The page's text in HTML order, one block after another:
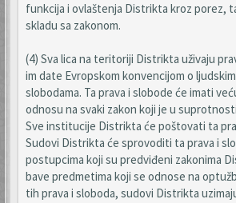
funkcija i ovlaštenja Distrikta kroz porez,
skladu sa zakonom.
(4) Sva lica na teritoriji Distrikta uživaju
im date Evropskom konvencijom o
slobodama. Ta prava i slobode će imati
odnosu na svaki zakon koji je u
Sve institucije Distrikta će poštovati ta
Sudovi Distrikta će sprovoditi ta prava i
postupcima koji su predviđeni zakonima
bave predmetima koji se odnose na
tih prava i sloboda, sudovi Distrikta